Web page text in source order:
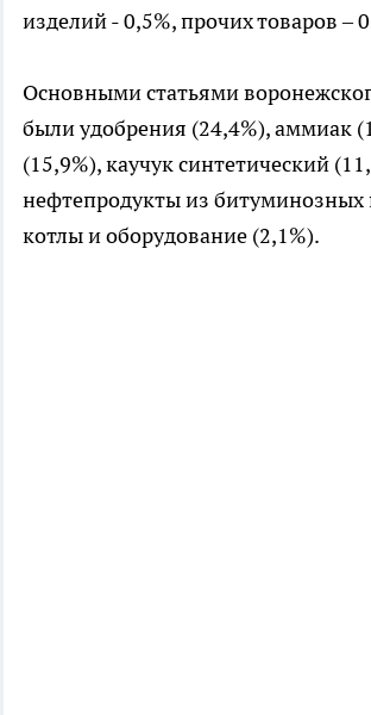
изделий - 0,5%, прочих товаров –
Основными статьями
были удобрения (24,4%), аммиак
(15,9%), каучук синтетический
нефтепродукты из битуминозных
котлы и оборудование (2,1%).